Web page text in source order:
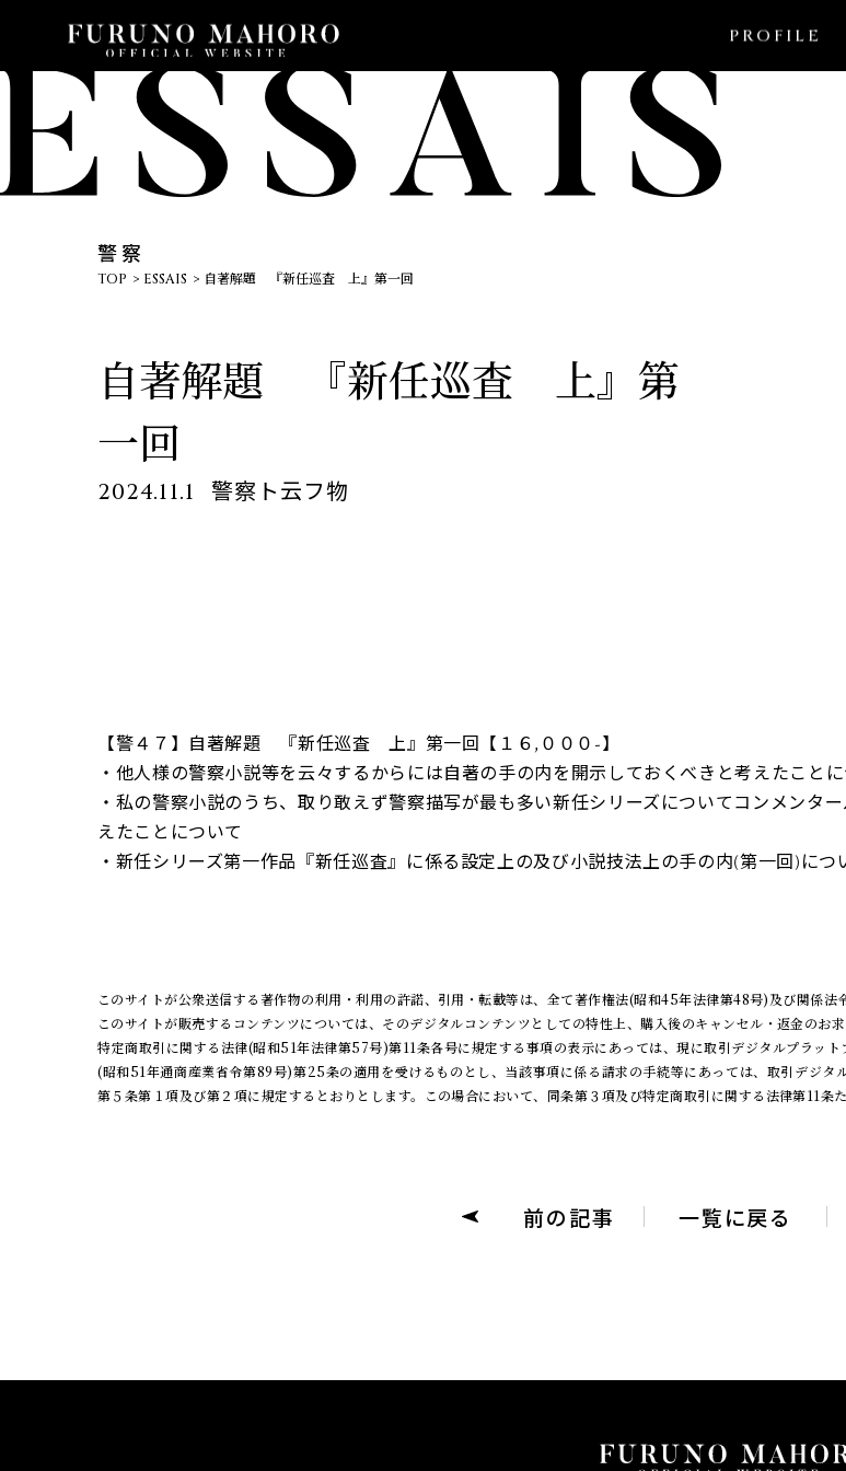
PROFILE
警察
TOP ESSAIS 自著解題 『新任巡査 上』第一回
自著解題 『新任巡査 上』第
一回
2024.11.1 警察ト云フ物
【警４７】自著解題 『新任巡査 上』第一回【１６,０００-】
・他人様の警察小説等を云々するからには自著の手の内を開示しておくべきと考えたこと
・私の警察小説のうち、取り敢えず警察描写が最も多い新任シリーズについてコンメンタ
えたことについて
・新任シリーズ第一作品『新任巡査』に係る設定上の及び小説技法上の手の内(第一回)につ
このサイトが公衆送信する著作物の利用・利用の許諾、引用・転載等は、全て著作権法(昭和45年法律第48号)及び関係法
このサイトが販売するコンテンツについては、そのデジタルコンテンツとしての特性上、購入後のキャンセル・返金のお
特定商取引に関する法律(昭和51年法律第57号)第11条各号に規定する事項の表示にあっては、現に取引デジタルプラッ
(昭和51年通商産業省令第89号)第25条の適用を受けるものとし、当該事項に係る請求の手続等にあっては、取引デジ
第５条第１項及び第２項に規定するとおりとします。この場合において、同条第３項及び特定商取引に関する法律第11条
前の記事 一覧に戻る